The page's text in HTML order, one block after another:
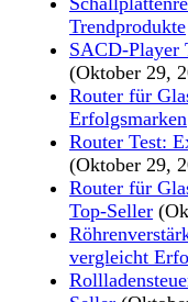
Trendprodukte
SACD-Player
(Oktober 29,
Router für
Erfolgsmarken
Router Test:
(Oktober 29,
Router für
Top-Seller
vergleicht